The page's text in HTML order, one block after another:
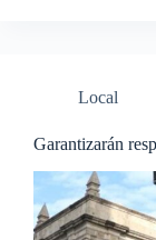
Local
Garantizarán